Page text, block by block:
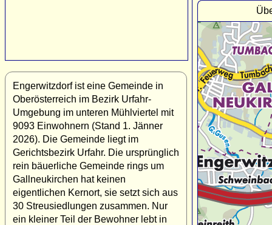
Engerwitzdorf ist eine Gemeinde in
Oberösterreich im Bezirk Urfahr-
Umgebung im unteren Mühlviertel mit
9093 Einwohnern (Stand 1. Jänner
2026). Die Gemeinde liegt im
Gerichtsbezirk Urfahr. Die ursprünglich
rein bäuerliche Gemeinde rings um
Gallneukirchen hat keinen
eigentlichen Kernort, sie setzt sich aus
30 Streusiedlungen zusammen. Nur
ein kleiner Teil der Bewohner lebt in